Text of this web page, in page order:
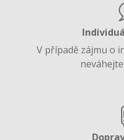
V případě zájmu o